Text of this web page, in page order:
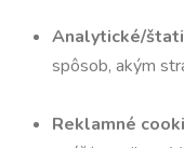
Analytické/
spôsob, akým
Reklamné